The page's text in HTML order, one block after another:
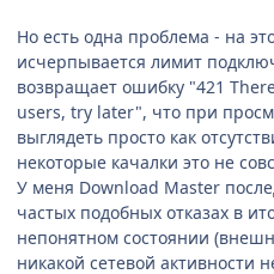
Но есть одна проблема - на
исчерпывается лимит
возвращает ошибку "421
users, try later", что при
выглядеть просто как
некоторые качалки это не
У меня Download Master
частых подобных отказах в
непонятном состоянии
никакой сетевой активности